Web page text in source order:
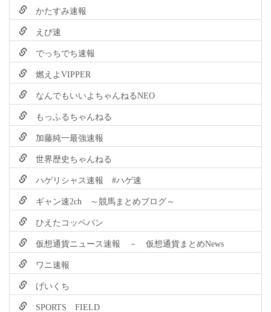
かたすみ速報
えび速
でっちでち速報
燃えよVIPPER
なんでもいいよちゃんねるNEO
もっふるちゃんねる
加藤純一最強速報
世界歴史ちゃんねる
ハゲリシャス速報 #ハゲ速
ギャン速2ch ～競馬まとめブログ～
ひえたコッペパン
仮想通貨ニュース速報 － 仮想通貨まとめNews
ワニ速報
げいくち
SPORTS FIELD